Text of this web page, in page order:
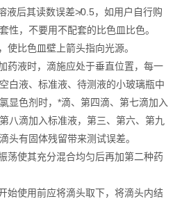
液后其读数误差≯0.5，如用户自行购
性，不要用不配套的比色皿比色。
使比色皿壁上箭头指向光源。
药液时，滴施应处于垂直位置，每一
白液、标准液、待测液的小玻璃瓶中
显色剂时，*滴、第四滴、第七滴加入
八滴加入标准液，第三、第六、第九
头有固体残留带来测试误差。
荡使其充分混合均匀后再加第二种药
始使用前应将滴头取下，将滴头内结